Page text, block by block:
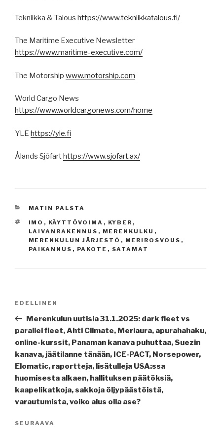
Tekniikka & Talous https://www.tekniikkatalous.fi/
The Maritime Executive Newsletter
https://www.maritime-executive.com/
The Motorship www.motorship.com
World Cargo News
https://www.worldcargonews.com/home
YLE https://yle.fi
Ålands Sjöfarthttps://www.sjofart.ax/
KATEGORIAT
MATIN PALSTA
AVAINSANAT
IMO , KÄYTTÖVOIMA , KYBER ,
LAIVANRAKENNUS , MERENKULKU ,
MERENKULUN JÄRJESTÖ , MERIROSVOUS ,
PAIKANNUS , PAKOTE , SATAMAT
Edellinen
artikkeli
EDELLINEN
Merenkulun uutisia 31.1.2025: dark fleet vs
parallel fleet, Ahti Climate, Meriaura, apurahahaku,
online-kurssit, Panaman kanava puhuttaa, Suezin
kanava, jäätilanne tänään, ICE-PACT, Norsepower,
Elomatic, raportteja, lisätulleja USA:ssa
huomisesta alkaen, hallituksen päätöksiä,
kaapelikatkoja, sakkoja öljypäästöistä,
varautumista, voiko alus olla ase?
Seuraava
SEURAAVA